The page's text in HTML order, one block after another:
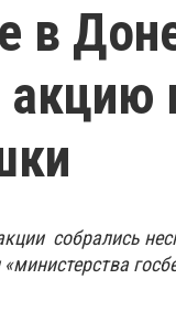
в
акцию
собрались